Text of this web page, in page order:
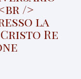
/>
la
Re